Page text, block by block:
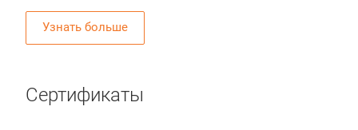
Узнать больше
Сертификаты